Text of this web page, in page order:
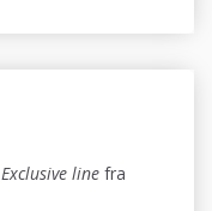
Exclusive line fra